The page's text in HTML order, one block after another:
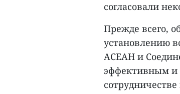
согласовали
Прежде всего,
установлению
АСЕАН и
эффективным и